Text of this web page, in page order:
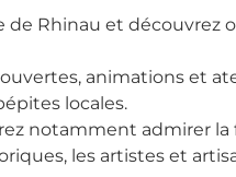
de Rhinau et découvrez
animations et
locales.
notamment admirer
les artistes et